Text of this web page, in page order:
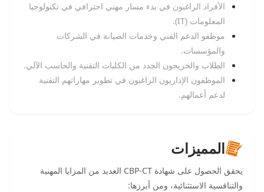
الأفراد الراغبون في بدء مسار مهني احترافي في تكنولوجيا
المعلومات (IT).
موظفو الدعم الفني وخدمات الصيانة في الشركات
والمؤسسات.
الطلاب والخريجون الجدد من الكليات التقنية والحاسب الآلي.
الموظفون الإداريون الراغبون في تطوير مهاراتهم التقنية
لدعم أعمالهم.
المميزات
يحقق الحصول على شهادة CBP-CT العديد من المزايا المهنية
والتنافسية الاستثنائية، ومن أبرزها: